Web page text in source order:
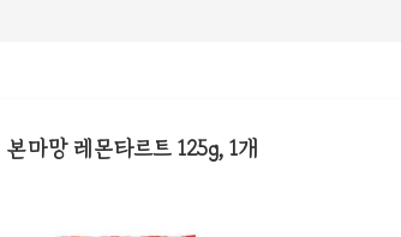
본마망 레몬타르트 125g, 1개